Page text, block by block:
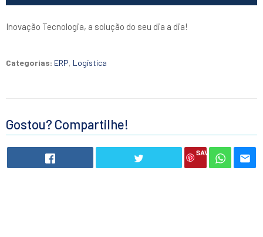
Inovação Tecnologia, a solução do seu dia a dia!
Categorias: ERP, Logística
Gostou? Compartilhe!
SAVE